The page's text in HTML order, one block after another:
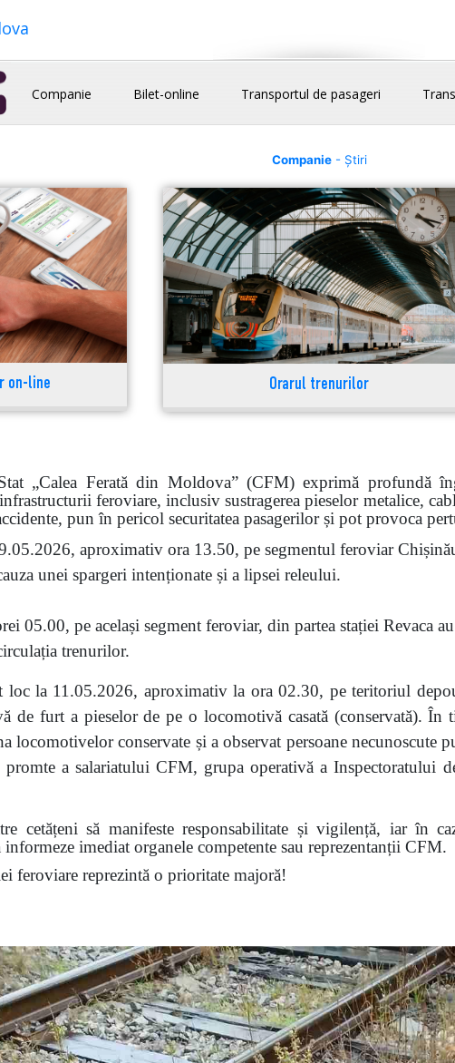
Companie Bilet-online Transportul de pasageri
Companie- Știri
on-line Orarul trenurilor
„Calea Ferată din Moldova” (CFM) exprimă profundă
feroviare, inclusiv sustragerea pieselor metalice,
pun în pericol securitatea pasagerilor și pot provoca
aproximativ ora 13.50, pe segmentul feroviar
unei spargeri intenționate și a lipsei releului.
05.00, pe același segment feroviar, din partea stației Revaca
trenurilor.
loc la 11.05.2026, aproximativ la ora 02.30, pe teritoriul
de furt a pieselor de pe o locomotivă casată (conservată).
locomotivelor conservate și a observat persoane necunoscute
promte a salariatului CFM, grupa operativă a
cetățeni să manifeste responsabilitate și vigilență, iar în
imediat organele competente sau reprezentanții CFM.
feroviare reprezintă o prioritate majoră!